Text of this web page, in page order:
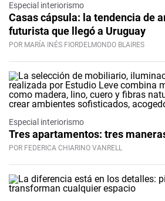
Especial interiorismo
Casas cápsula: la tendencia de
futurista que llegó a Uruguay
POR MARÍA INÉS FIORDELMONDO BLAIRES
Especial interiorismo
Tres apartamentos: tres
POR FEDERICA CHIARINO VANRELL